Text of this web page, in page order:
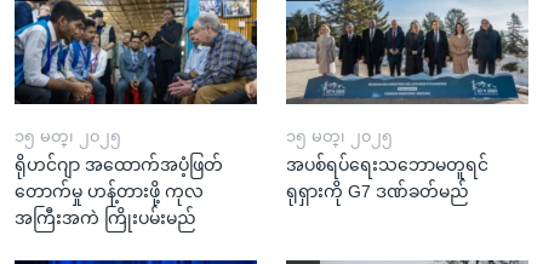
၁၅ မတ္၊ ၂၀၂၅
ရိုဟင်ဂျာ အထောက်အပံ့ဖြတ်
တောက်မှု ဟန့်တားဖို့ ကုလ
အကြီးအကဲ ကြိုးပမ်းမည်
၁၅ မတ္၊ ၂၀၂၅
အပစ်ရပ်ရေးသဘောမတူရင်
ရုရှားကို G7 ဒဏ်ခတ်မည်